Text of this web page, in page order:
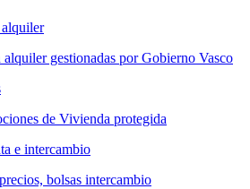
gestionadas por Gobierno Vasco
de Vivienda protegida
e intercambio
bolsas intercambio